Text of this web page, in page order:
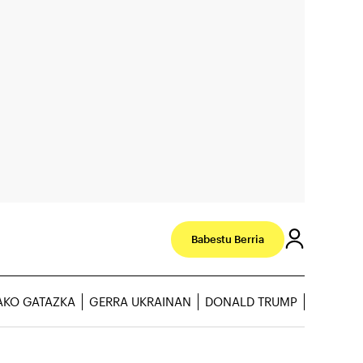
Babestu Berria
GATAZKA GERRA UKRAINAN DONALD TRUMP